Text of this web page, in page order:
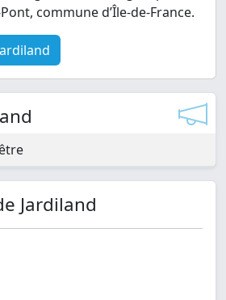
commune d’Île-de-France.
Jardiland